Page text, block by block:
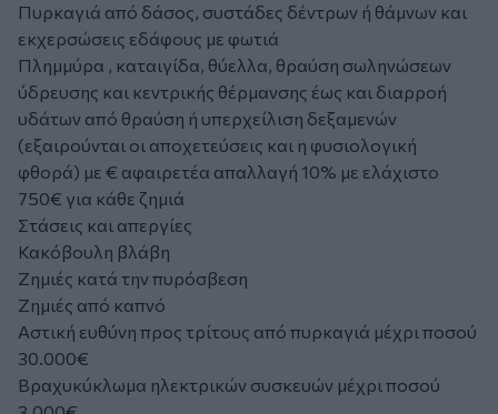
Πυρκαγιά από δάσος, συστάδες δέντρων ή θάμνων και
εκχερσώσεις εδάφους με φωτιά
Πλημμύρα , καταιγίδα, θύελλα, θραύση σωληνώσεων
ύδρευσης και κεντρικής θέρμανσης έως και διαρροή
υδάτων από θραύση ή υπερχείλιση δεξαμενών
(εξαιρούνται οι αποχετεύσεις και η φυσιολογική
φθορά) με € αφαιρετέα απαλλαγή 10% με ελάχιστο
750€ για κάθε ζημιά
Στάσεις και απεργίες
Κακόβουλη βλάβη
Ζημιές κατά την πυρόσβεση
Ζημιές από καπνό
Αστική ευθύνη προς τρίτους από πυρκαγιά μέχρι ποσού
30.000€
Βραχυκύκλωμα ηλεκτρικών συσκευών μέχρι ποσού